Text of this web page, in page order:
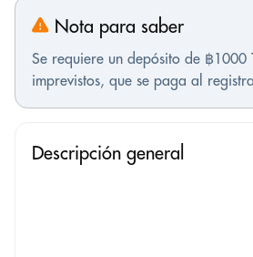
Nota para saber
Se requiere un depósito de ฿1000
imprevistos, que se paga al
Descripción general